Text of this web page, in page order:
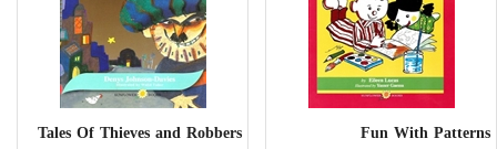
Fun With Patterns
Tales Of Thieves and Robbers